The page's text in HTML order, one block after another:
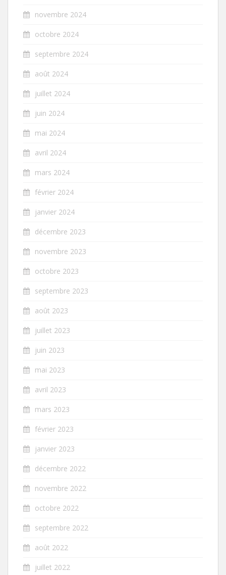
novembre 2024
octobre 2024
septembre 2024
août 2024
juillet 2024
juin 2024
mai 2024
avril 2024
mars 2024
février 2024
janvier 2024
décembre 2023
novembre 2023
octobre 2023
septembre 2023
août 2023
juillet 2023
juin 2023
mai 2023
avril 2023
mars 2023
février 2023
janvier 2023
décembre 2022
novembre 2022
octobre 2022
septembre 2022
août 2022
juillet 2022